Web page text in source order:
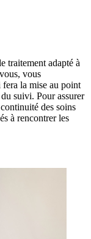
traitement adapté à
vous
la mise au point
suivi. Pour assurer
des soins
à rencontrer les